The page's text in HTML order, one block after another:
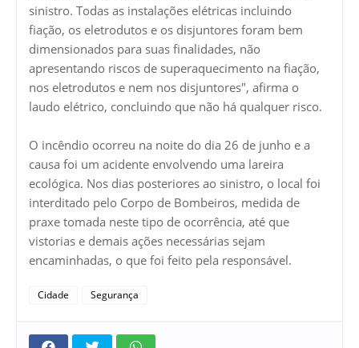
sinistro. Todas as instalações elétricas incluindo
fiação, os eletrodutos e os disjuntores foram bem
dimensionados para suas finalidades, não
apresentando riscos de superaquecimento na fiação,
nos eletrodutos e nem nos disjuntores", afirma o
laudo elétrico, concluindo que não há qualquer risco.
O incêndio ocorreu na noite do dia 26 de junho e a
causa foi um acidente envolvendo uma lareira
ecológica. Nos dias posteriores ao sinistro, o local foi
interditado pelo Corpo de Bombeiros, medida de
praxe tomada neste tipo de ocorrência, até que
vistorias e demais ações necessárias sejam
encaminhadas, o que foi feito pela responsável.
Cidade Segurança